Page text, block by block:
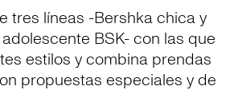
tres líneas -Bershka chica y
BSK- con las que
estilos y combina prendas
propuestas especiales y de